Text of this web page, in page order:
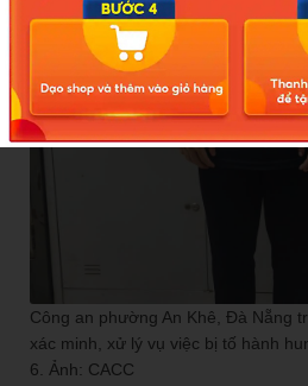
Công an phường An Khê, Đà Nẵng
xác minh, xử lý vụ việc bị tố hành
6. Ảnh: CACC